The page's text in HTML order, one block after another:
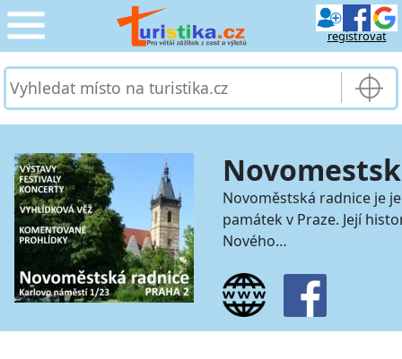
registrovat
CESTOVÁNÍ
SLUŽBY & DOPRAVA ›
PRO TURISTY
MOJE TURISTIKA ›
Novoměstská radnice je
památek v Praze. Její
Nového…